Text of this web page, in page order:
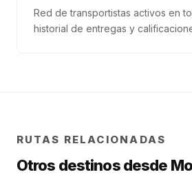
Red de transportistas activos en
historial de entregas y
RUTAS RELACIONADAS
Otros destinos desde